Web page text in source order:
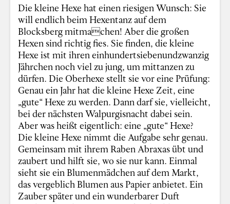
Die kleine Hexe hat einen riesigen Wunsch: Sie
will endlich beim Hexentanz auf dem
Blocksberg mitmachen! Aber die großen
Hexen sind richtig fies. Sie finden, die kleine
Hexe ist mit ihren einhundertsiebenundzwanzig
Jährchen noch viel zu jung, um mittanzen zu
dürfen. Die Oberhexe stellt sie vor eine Prüfung:
Genau ein Jahr hat die kleine Hexe Zeit, eine
„gute“ Hexe zu werden. Dann darf sie, vielleicht,
bei der nächsten Walpurgisnacht dabei sein.
Aber was heißt eigentlich: eine „gute“ Hexe?
Die kleine Hexe nimmt die Aufgabe sehr genau.
Gemeinsam mit ihrem Raben Abraxas übt und
zaubert und hilft sie, wo sie nur kann. Einmal
sieht sie ein Blumenmädchen auf dem Markt,
das vergeblich Blumen aus Papier anbietet. Ein
Zauber später und ein wunderbarer Duft